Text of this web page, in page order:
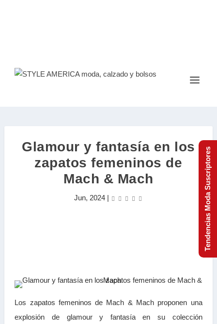
Glamour y fantasía en los
zapatos femeninos de
Mach & Mach
Jun, 2024|
Los zapatos femeninos de Mach & Mach proponen una
explosión de glamour y fantasía en su colección
Tendencias Moda Suscriptores